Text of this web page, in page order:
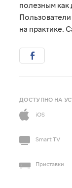
полезным как
на практике.
ДОСТУПНО НА
iOS
Smart TV
Приставки